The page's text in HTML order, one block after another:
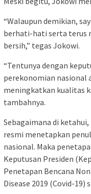
“Walaupun demikian,
berhati-hati serta terus
bersih,” tegas Jokowi.
“Tentunya dengan
perekonomian nasional
meningkatkan kualitas
tambahnya.
Sebagaimana di ketahui,
resmi menetapkan
nasional. Maka
Keputusan Presiden
Penetapan Bencana
Disease 2019 (Covid-19)